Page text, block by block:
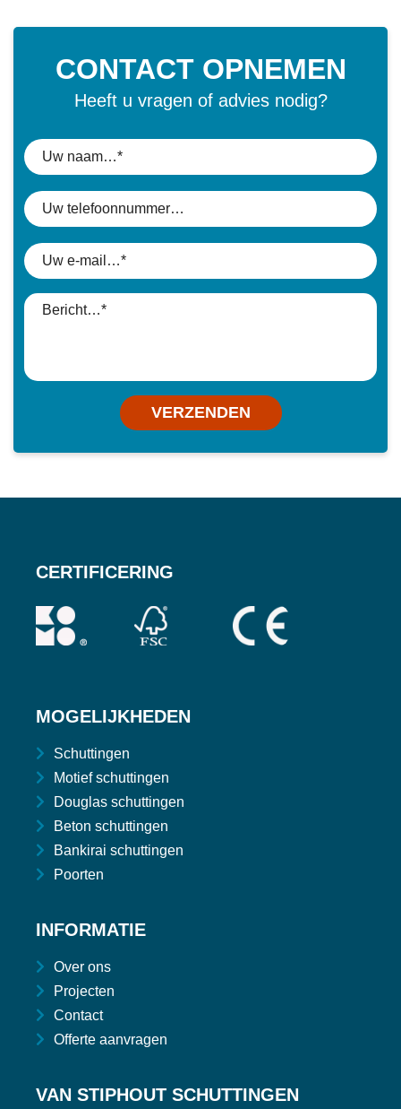
CONTACT OPNEMEN
Heeft u vragen of advies nodig?
VERZENDEN
CERTIFICERING
MOGELIJKHEDEN
Schuttingen
Motief schuttingen
Douglas schuttingen
Beton schuttingen
Bankirai schuttingen
Poorten
INFORMATIE
Over ons
Projecten
Contact
Offerte aanvragen
VAN STIPHOUT SCHUTTINGEN